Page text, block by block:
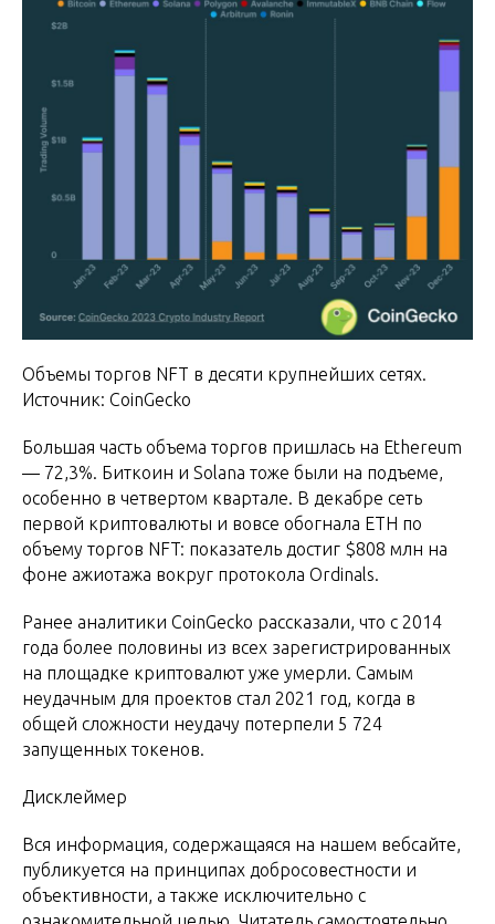
Объемы торгов NFT в десяти крупнейших сетях.
Источник: CoinGecko
Большая часть объема торгов пришлась на Ethereum
— 72,3%. Биткоин и Solana тоже были на подъеме,
особенно в четвертом квартале. В декабре сеть
первой криптовалюты и вовсе обогнала ETH по
объему торгов NFT: показатель достиг $808 млн на
фоне ажиотажа вокруг протокола Ordinals.
Ранее аналитики CoinGecko рассказали, что с 2014
года более половины из всех зарегистрированных
на площадке криптовалют уже умерли. Самым
неудачным для проектов стал 2021 год, когда в
общей сложности неудачу потерпели 5 724
запущенных токенов.
Дисклеймер
Вся информация, содержащаяся на нашем вебсайте,
публикуется на принципах добросовестности и
объективности, а также исключительно с